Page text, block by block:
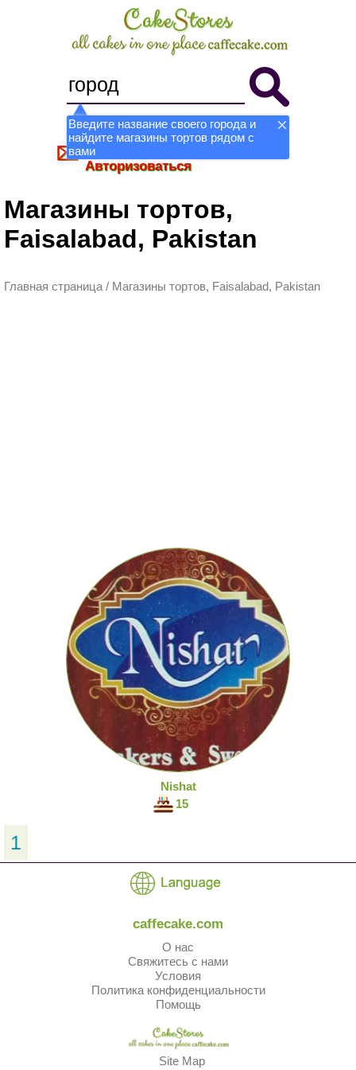
Введите название своего города и
найдите магазины тортов рядом с
вамиСтать магазином
Авторизоваться
Магазины тортов,
Faisalabad, Pakistan
Главная страница / Магазины тортов, Faisalabad, Pakistan
Nishat
15
1
caffecake.com
О нас
Свяжитесь с нами
Условия
Политика конфиденциальности
Помощь
Site Map